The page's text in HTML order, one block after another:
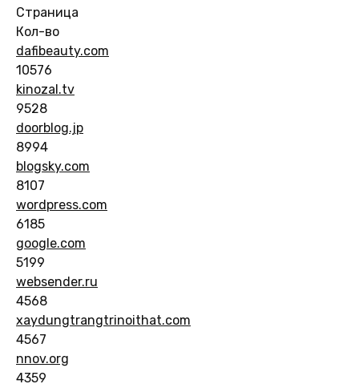
Страница
Кол-во
dafibeauty.com
10576
kinozal.tv
9528
doorblog.jp
8994
blogsky.com
8107
wordpress.com
6185
google.com
5199
websender.ru
4568
xaydungtrangtrinoithat.com
4567
nnov.org
4359